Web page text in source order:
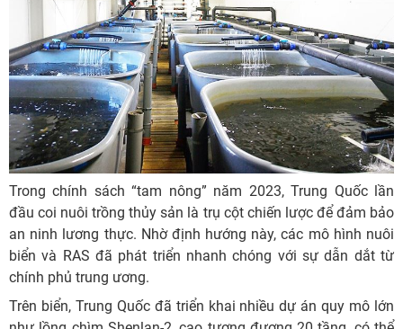
Trong chính sách “tam nông” năm 2023, Trung Quốc lần
đầu coi nuôi trồng thủy sản là trụ cột chiến lược để đảm bảo
an ninh lương thực. Nhờ định hướng này, các mô hình nuôi
biển và RAS đã phát triển nhanh chóng với sự dẫn dắt từ
chính phủ trung ương.
Trên biển, Trung Quốc đã triển khai nhiều dự án quy mô lớn